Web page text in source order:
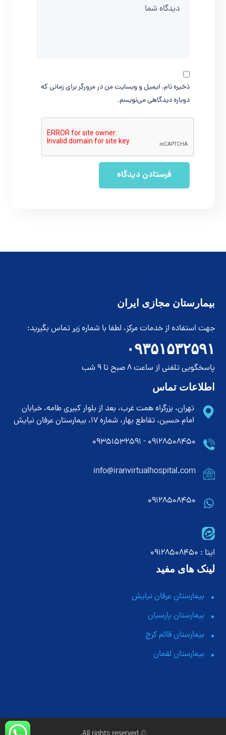
ذخیره نام، ایمیل و وبسایت من در مرورگر برای زمانی که
دوباره دیدگاهی می‌نویسم.
بیمارستان مجازی ایران
جهت استفاده از خدمات مرکز، لطفا با شماره زیر تماس بگیرید:
۰۹۳۵۱۵۳۲۵۹۱
پاسخگویی تلفنی از ساعت 8 صبح تا 9 شب
اطلاعات تماس
تهران، بزرگراه همت غرب، بعد از بلوار کبیری طامه، خیابان
امام حسین، تقاطع بهار، شماره 17، بیمارستان عرفان نیایش
۰۹۱۲۸۵۰۸۴۵۰ - ۰۹۳۵۱۵۳۲۵۹۱
info@iranvirtualhospital.com
09128508450
ایتا : 09128508450
لینک های مفید
بیمارستان عرفان نیایش
بیمارستان پارسیان
بیمارستان قائم کرج
بیمارستان لقمان